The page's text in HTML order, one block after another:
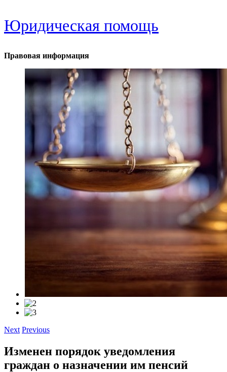
Юридическая помощь
Правовая информация
Next Previous
Изменен порядок уведомления
граждан о назначении им пенсий